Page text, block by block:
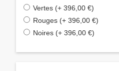
Vertes (+ 396,00 €)
Rouges (+ 396,00 €)
Noires (+ 396,00 €)